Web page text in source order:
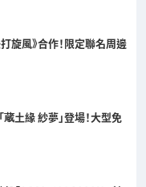
旋風》合作！限定聯名周邊
土緣 紗夢」登場！大型免